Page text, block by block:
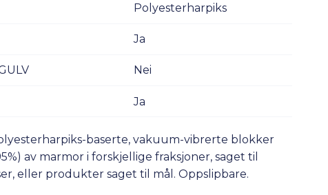
Polyesterharpiks
Ja
Nei
Ja
baserte, vakuum-vibrerte blokker
av marmor i forskjellige fraksjoner, saget til
eller produkter saget til mål. Oppslipbare.